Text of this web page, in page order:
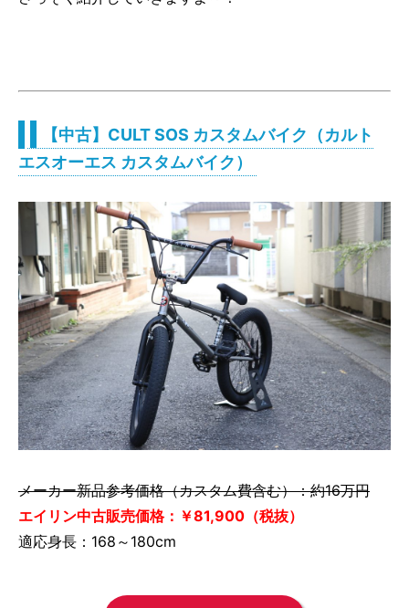
【中古】CULT SOS カスタムバイク（カルト
エスオーエス カスタムバイク）
メーカー新品参考価格（カスタム費含む）：約16万円
エイリン中古販売価格：￥81,900（税抜）
適応身長：168～180cm